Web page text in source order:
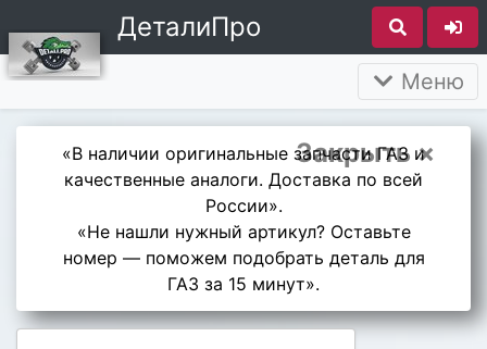
ДеталиПро
Меню
Закрыть ×
«В наличии оригинальные запчасти ГАЗ и
качественные аналоги. Доставка по всей
России».
«Не нашли нужный артикул? Оставьте
номер — поможем подобрать деталь для
ГАЗ за 15 минут».